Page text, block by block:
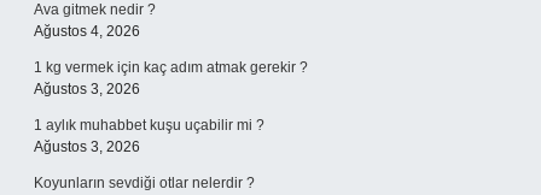
Ava gitmek nedir ?
Ağustos 4, 2026
1 kg vermek için kaç adım atmak gerekir ?
Ağustos 3, 2026
1 aylık muhabbet kuşu uçabilir mi ?
Ağustos 3, 2026
Koyunların sevdiği otlar nelerdir ?